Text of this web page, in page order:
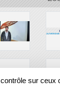
sur ceux